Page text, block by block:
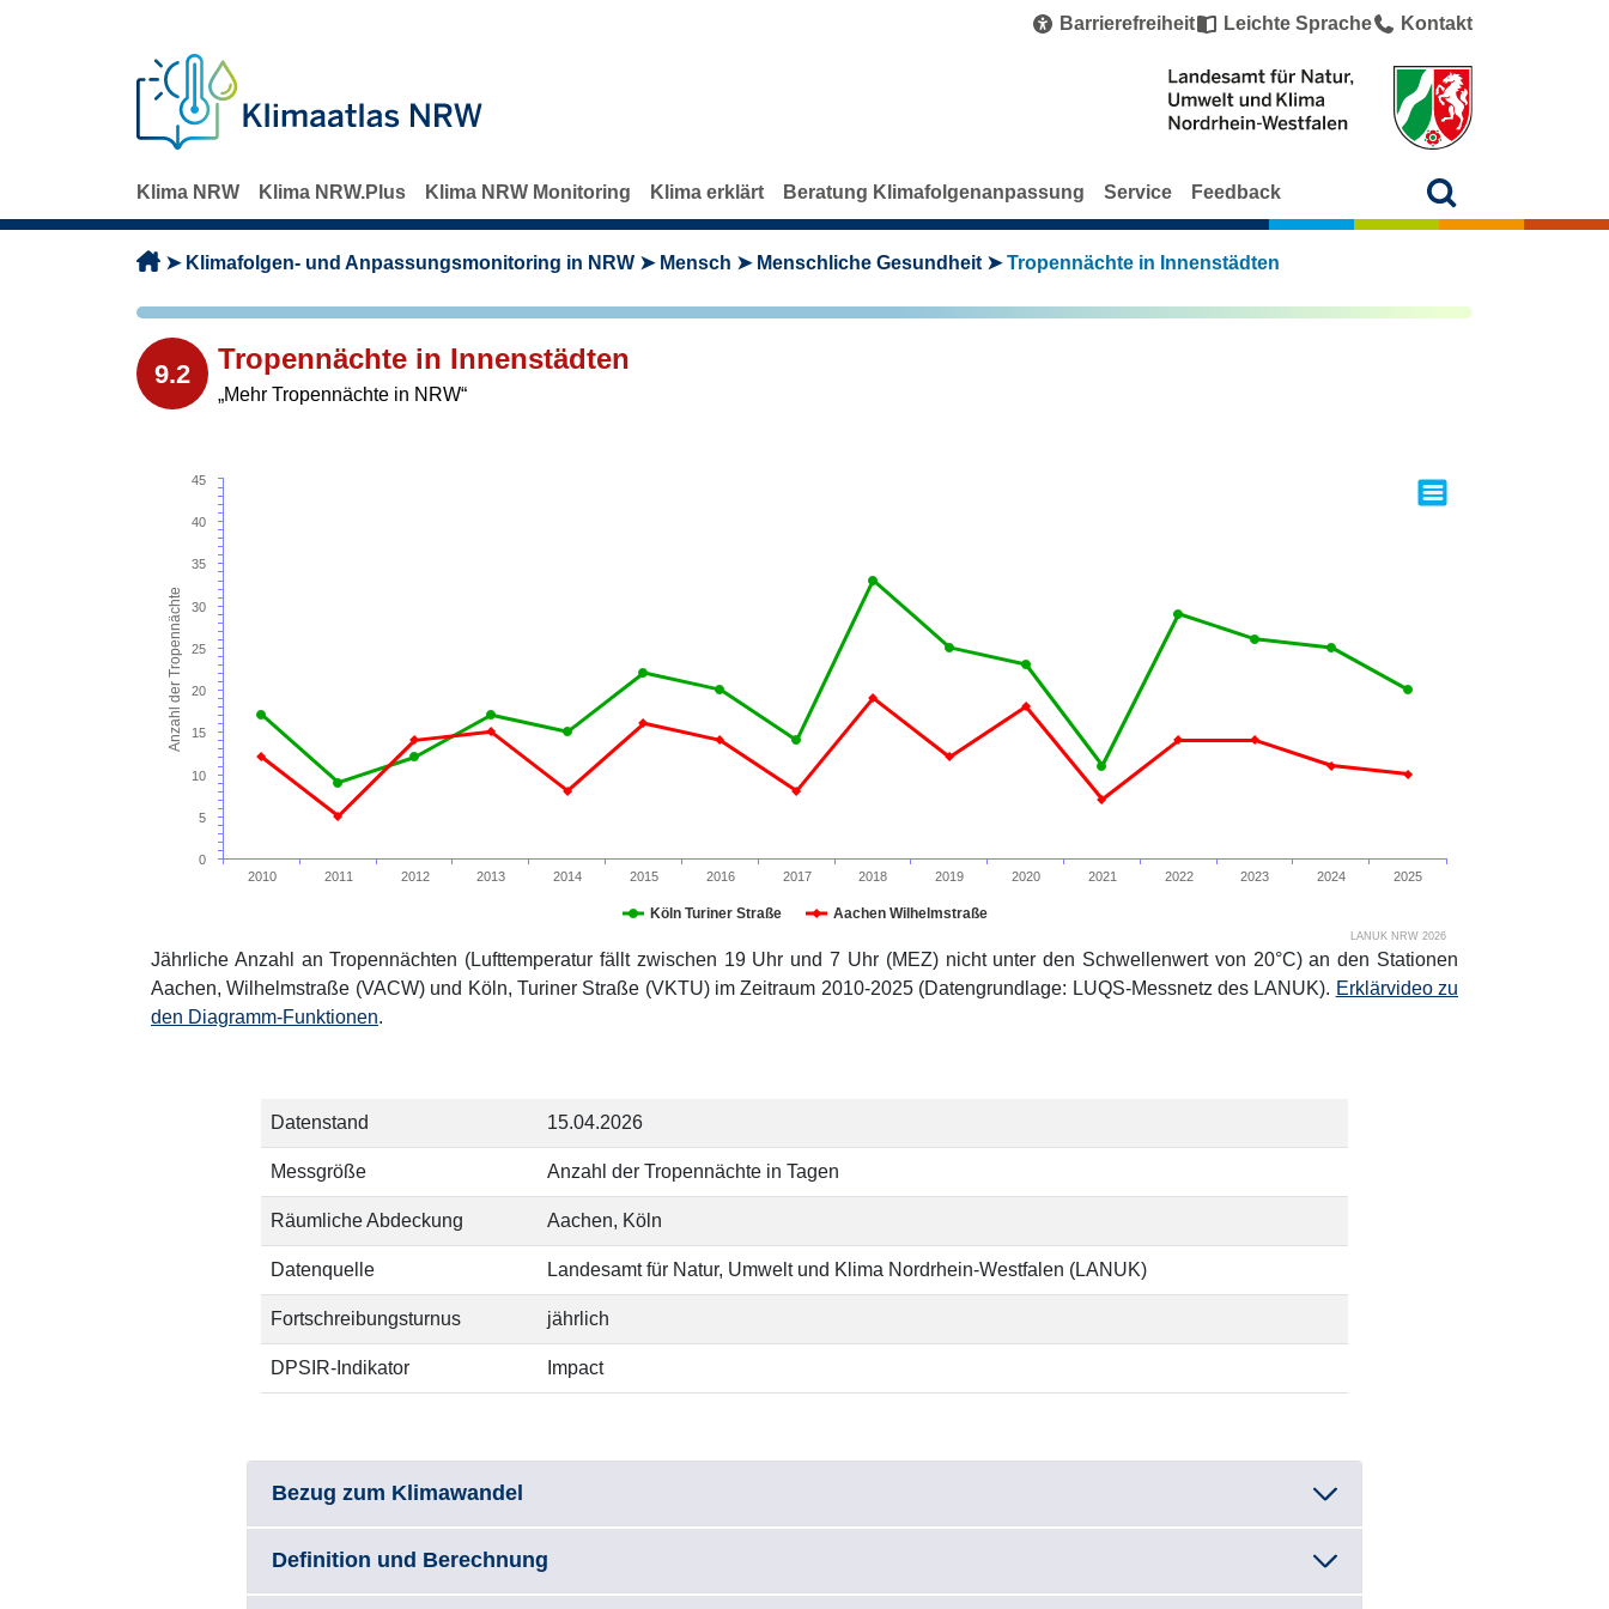
Barrierefreiheit Leichte Sprache Kontakt
Klima NRW Klima NRW.Plus Klima NRW Monitoring Klima erklärt Beratung Klimafolgenanpassung Service Feedback
Pfadnavigation
Klimafolgen- und Anpassungsmonitoring in NRW Mensch Menschliche Gesundheit Tropennächte in Innenstädten
9.2 Tropennächte in Innenstädten
„Mehr Tropennächte in NRW“
Anzahl der Tropennächte
Köln Turiner Straße Aachen Wilhelmstraße
2010 2011 2012 2013 2014 2015 2016 2017 2018 2019 2020 2021 2022 2023 2024 2025
0
5
10
15
20
25
30
35
40
45
LANUK NRW 2026
Jährliche Anzahl an Tropennächten (Lufttemperatur fällt zwischen 19 Uhr und 7 Uhr (MEZ) nicht unter den Schwellenwert von 20°C) an den Stationen
Aachen, Wilhelmstraße (VACW) und Köln, Turiner Straße (VKTU) im Zeitraum 2010-2025 (Datengrundlage: LUQS-Messnetz des LANUK). Erklärvideo zu
den Diagramm-Funktionen.
Datenstand 15.04.2026
Messgröße Anzahl der Tropennächte in Tagen
Räumliche Abdeckung Aachen, Köln
Datenquelle Landesamt für Natur, Umwelt und Klima Nordrhein-Westfalen (LANUK)
Fortschreibungsturnus jährlich
DPSIR-Indikator Impact
Bezug zum Klimawandel
Definition und Berechnung